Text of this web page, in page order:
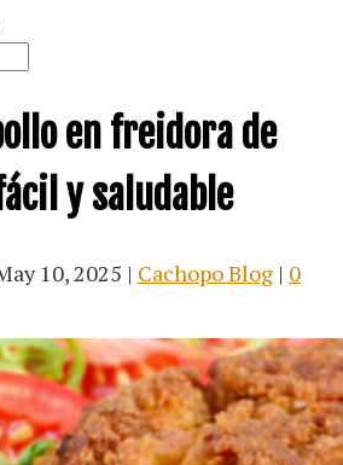
en freidora de
y saludable
10, 2025 | Cachopo Blog | 0